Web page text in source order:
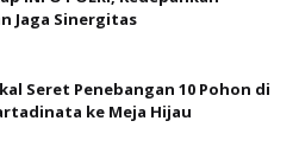
Jaga Sinergitas
Seret Penebangan 10 Pohon di
ke Meja Hijau